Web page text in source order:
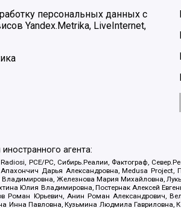
персональных данных с
Yandex.Metrika, LiveInternet,
агента:
PCE/PC, Сибирь.Реалии, Фактограф,
Дарья Александровна, Medusa
Железнова Мария Михайловна,
Юлия Владимировна, Постернак Алексей
Юрьевич, Анин Роман Александрович,
Инна Павловна, Кузьмина Людмила